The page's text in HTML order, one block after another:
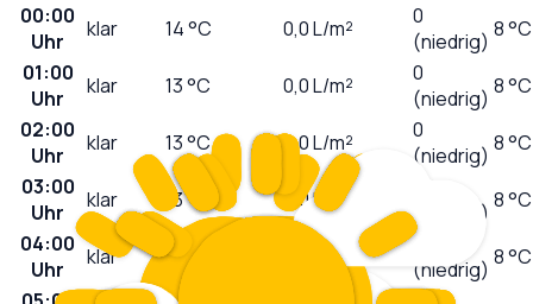
00:00
Uhr
klar 14°C 0,0L/m²
0
(niedrig) 8 °C
01:00
Uhr
klar 13°C 0,0L/m²
0
(niedrig) 8 °C
02:00
Uhr
klar 13°C 0,0L/m²
0
(niedrig) 8 °C
03:00
Uhr
klar 13°C 0,0L/m²
(niedrig) 8 °C
04:00
Uhr
klar 12 °C L/m²
0
(niedrig) 8 °C